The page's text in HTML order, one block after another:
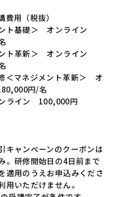
用（税抜）
ント基礎＞ オンライン
ント革新＞ オンライン
＜マネジメント革新＞ オ
円/名
ライン 100,000円
キャンペーンのクーポンは
。研修開始日の4日前まで
適用のうえお申込みくださ
用いただけません。